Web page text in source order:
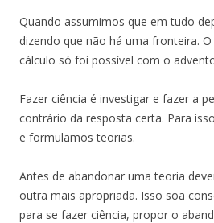
Quando assumimos que em tudo
dizendo que não há uma fronteira.
cálculo só foi possível com o
Fazer ciência é investigar e fazer a
contrário da resposta certa. Para
e formulamos teorias.
Antes de abandonar uma teoria
outra mais apropriada. Isso soa
para se fazer ciência, propor o